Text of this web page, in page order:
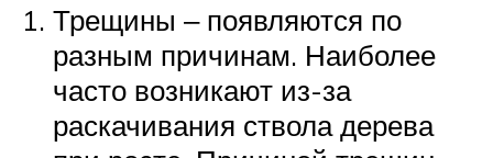
Трещины ‒ появляются по
разным причинам. Наиболее
часто возникают из-за
раскачивания ствола дерева